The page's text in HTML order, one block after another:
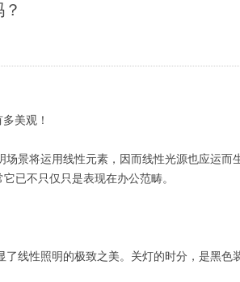
美观！
景将运用线性元素，因而线性光源也应运而
已不只仅只是表现在办公范畴。
线性照明的极致之美。关灯的时分，是黑色